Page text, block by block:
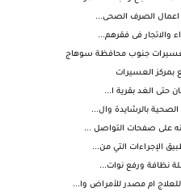
اعمال الصرف الصحى...
والاتجار فى فقرهم...
جنوب محافظة سوهاج
بمركز العسيرات
حتى الغد بقرية ا...
بالرشايدة وال...
على صفحات التواصل ...
الإجراءات التي من...
نظافة ورفع نوات...
ام مصدر للأمراض وا...